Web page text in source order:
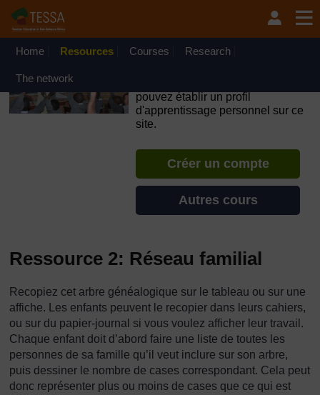
Passer au contenu principal
OpenLearn Create will be unavailable on Wednesday 12
August 2026 from 8am to 10.30am (GMT) due to routine
Home Resources Courses Research
The network
pouvez établir un profil
d'apprentissage personnel sur ce
site.
Créer un compte
Autres cours
Ressource 2: Réseau familial
Recopiez cet arbre généalogique sur le tableau ou sur une
affiche. Les enfants peuvent le recopier dans leurs cahiers,
ou sur du papier-journal si vous voulez afficher leur travail.
Chaque enfant doit d’abord faire une liste de toutes les
personnes de sa famille qu’il veut inclure sur son arbre,
puis dessiner le nombre de cases correspondant. Cela peut
donc représenter plus ou moins de cases que ce qui est